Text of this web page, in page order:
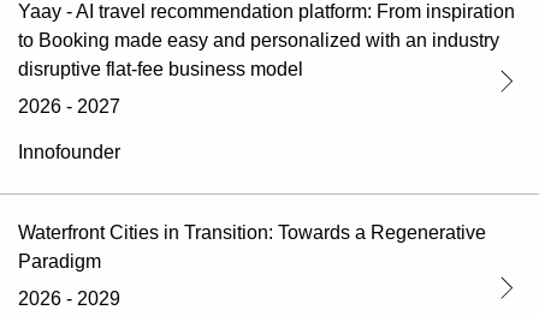
Yaay - AI travel recommendation platform: From inspiration
to Booking made easy and personalized with an industry
disruptive flat-fee business model
2026 - 2027
Innofounder
Waterfront Cities in Transition: Towards a Regenerative
Paradigm
2026 - 2029